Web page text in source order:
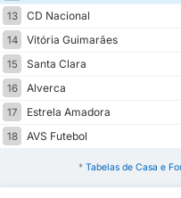
13
CD Nacional
14
Vitória Guimarães
15
Santa Clara
16
Alverca
17
Estrela Amadora
18
AVS Futebol
* Tabelas de Casa e